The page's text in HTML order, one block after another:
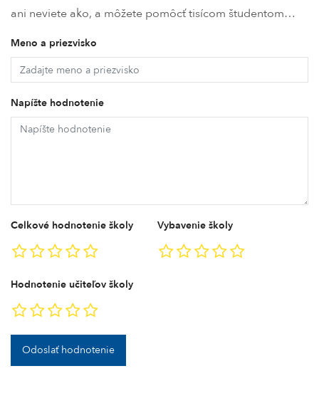
ani neviete ako, a môžete pomôcť tisícom študentom…
Meno a priezvisko
Napíšte hodnotenie
Celkové hodnotenie školy Vybavenie školy
Hodnotenie učiteľov školy
Odoslať hodnotenie